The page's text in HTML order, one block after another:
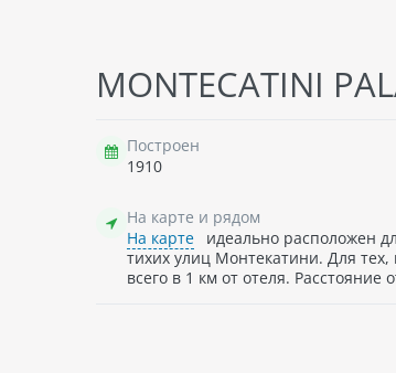
MONTECATINI
Построен
1910
На карте и рядом
На карте
идеально расположен
тихих улиц Монтекатини. Для
всего в 1 км от отеля. Расстояние